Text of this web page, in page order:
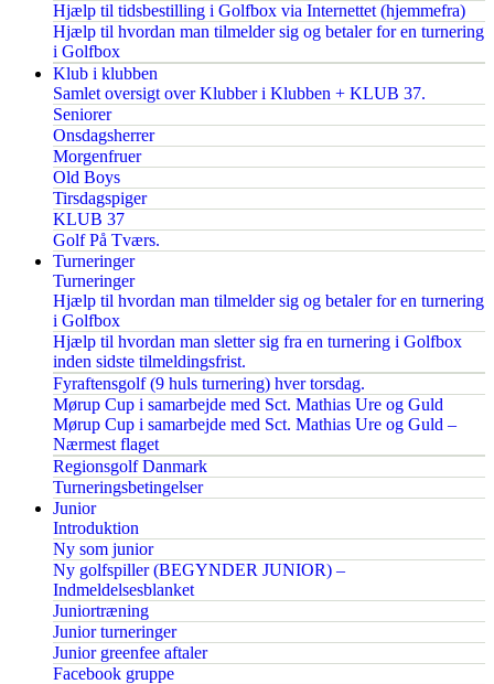
Hjælp til tidsbestilling i Golfbox via Internettet (hjemmefra)
Hjælp til hvordan man tilmelder sig og betaler for en turnering
i Golfbox
Klub i klubben
Samlet oversigt over Klubber i Klubben + KLUB 37.
Seniorer
Onsdagsherrer
Morgenfruer
Old Boys
Tirsdagspiger
KLUB 37
Golf På Tværs.
Turneringer
Turneringer
Hjælp til hvordan man tilmelder sig og betaler for en turnering
i Golfbox
Hjælp til hvordan man sletter sig fra en turnering i Golfbox
inden sidste tilmeldingsfrist.
Fyraftensgolf (9 huls turnering) hver torsdag.
Mørup Cup i samarbejde med Sct. Mathias Ure og Guld
Mørup Cup i samarbejde med Sct. Mathias Ure og Guld –
Nærmest flaget
Regionsgolf Danmark
Turneringsbetingelser
Junior
Introduktion
Ny som junior
Ny golfspiller (BEGYNDER JUNIOR) –
Indmeldelsesblanket
Juniortræning
Junior turneringer
Junior greenfee aftaler
Facebook gruppe